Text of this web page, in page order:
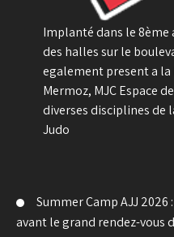
Implanté dans le
des halles sur le
egalement present a la
Mermoz, MJC Espace
diverses disciplines de
Judo
Summer Camp AJJ
avant le grand rendez-vous